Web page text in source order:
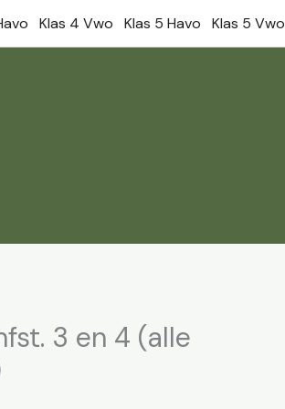
Klas 4 Vwo Klas 5 Havo Klas 5 Vwo
3 en 4 (alle